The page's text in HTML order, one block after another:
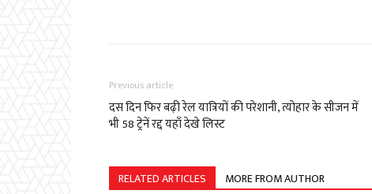
Previous article
दस दिन फिर बढ़ी रेल यात्रियों की परेशानी, त्योहार के सीजन में
भी 58 ट्रेनें रद्द यहाँ देखे लिस्ट
RELATED ARTICLES MORE FROM AUTHOR